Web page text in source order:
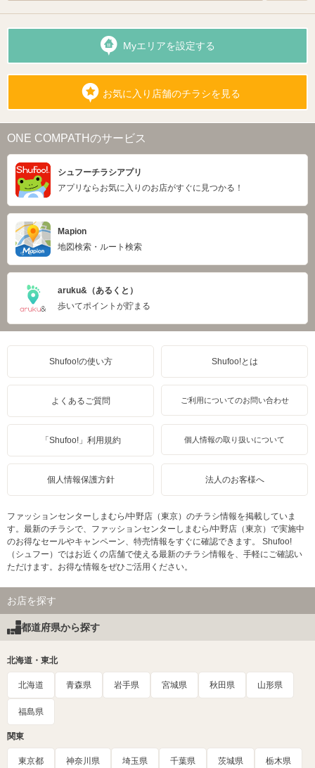
Myエリアを設定する
お気に入り店舗のチラシを見る
ONE COMPATHのサービス
シュフーチラシアプリ
アプリならお気に入りのお店がすぐに見つかる！
Mapion
地図検索・ルート検索
aruku&（あるくと）
歩いてポイントが貯まる
Shufoo!の使い方 Shufoo!とは
よくあるご質問 ご利用についてのお問い合わせ
「Shufoo!」利用規約 個人情報の取り扱いについて
個人情報保護方針 法人のお客様へ
ファッションセンターしまむら/中野店（東京）のチラシ情報を掲載していま
す。最新のチラシで、ファッションセンターしまむら/中野店（東京）で実施中
のお得なセールやキャンペーン、特売情報をすぐに確認できます。 Shufoo!
（シュフー）ではお近くの店舗で使える最新のチラシ情報を、手軽にご確認い
ただけます。お得な情報をぜひご活用ください。
お店を探す
都道府県から探す
北海道・東北
北海道 青森県 岩手県 宮城県 秋田県 山形県
福島県
関東
東京都 神奈川県 埼玉県 千葉県 茨城県 栃木県